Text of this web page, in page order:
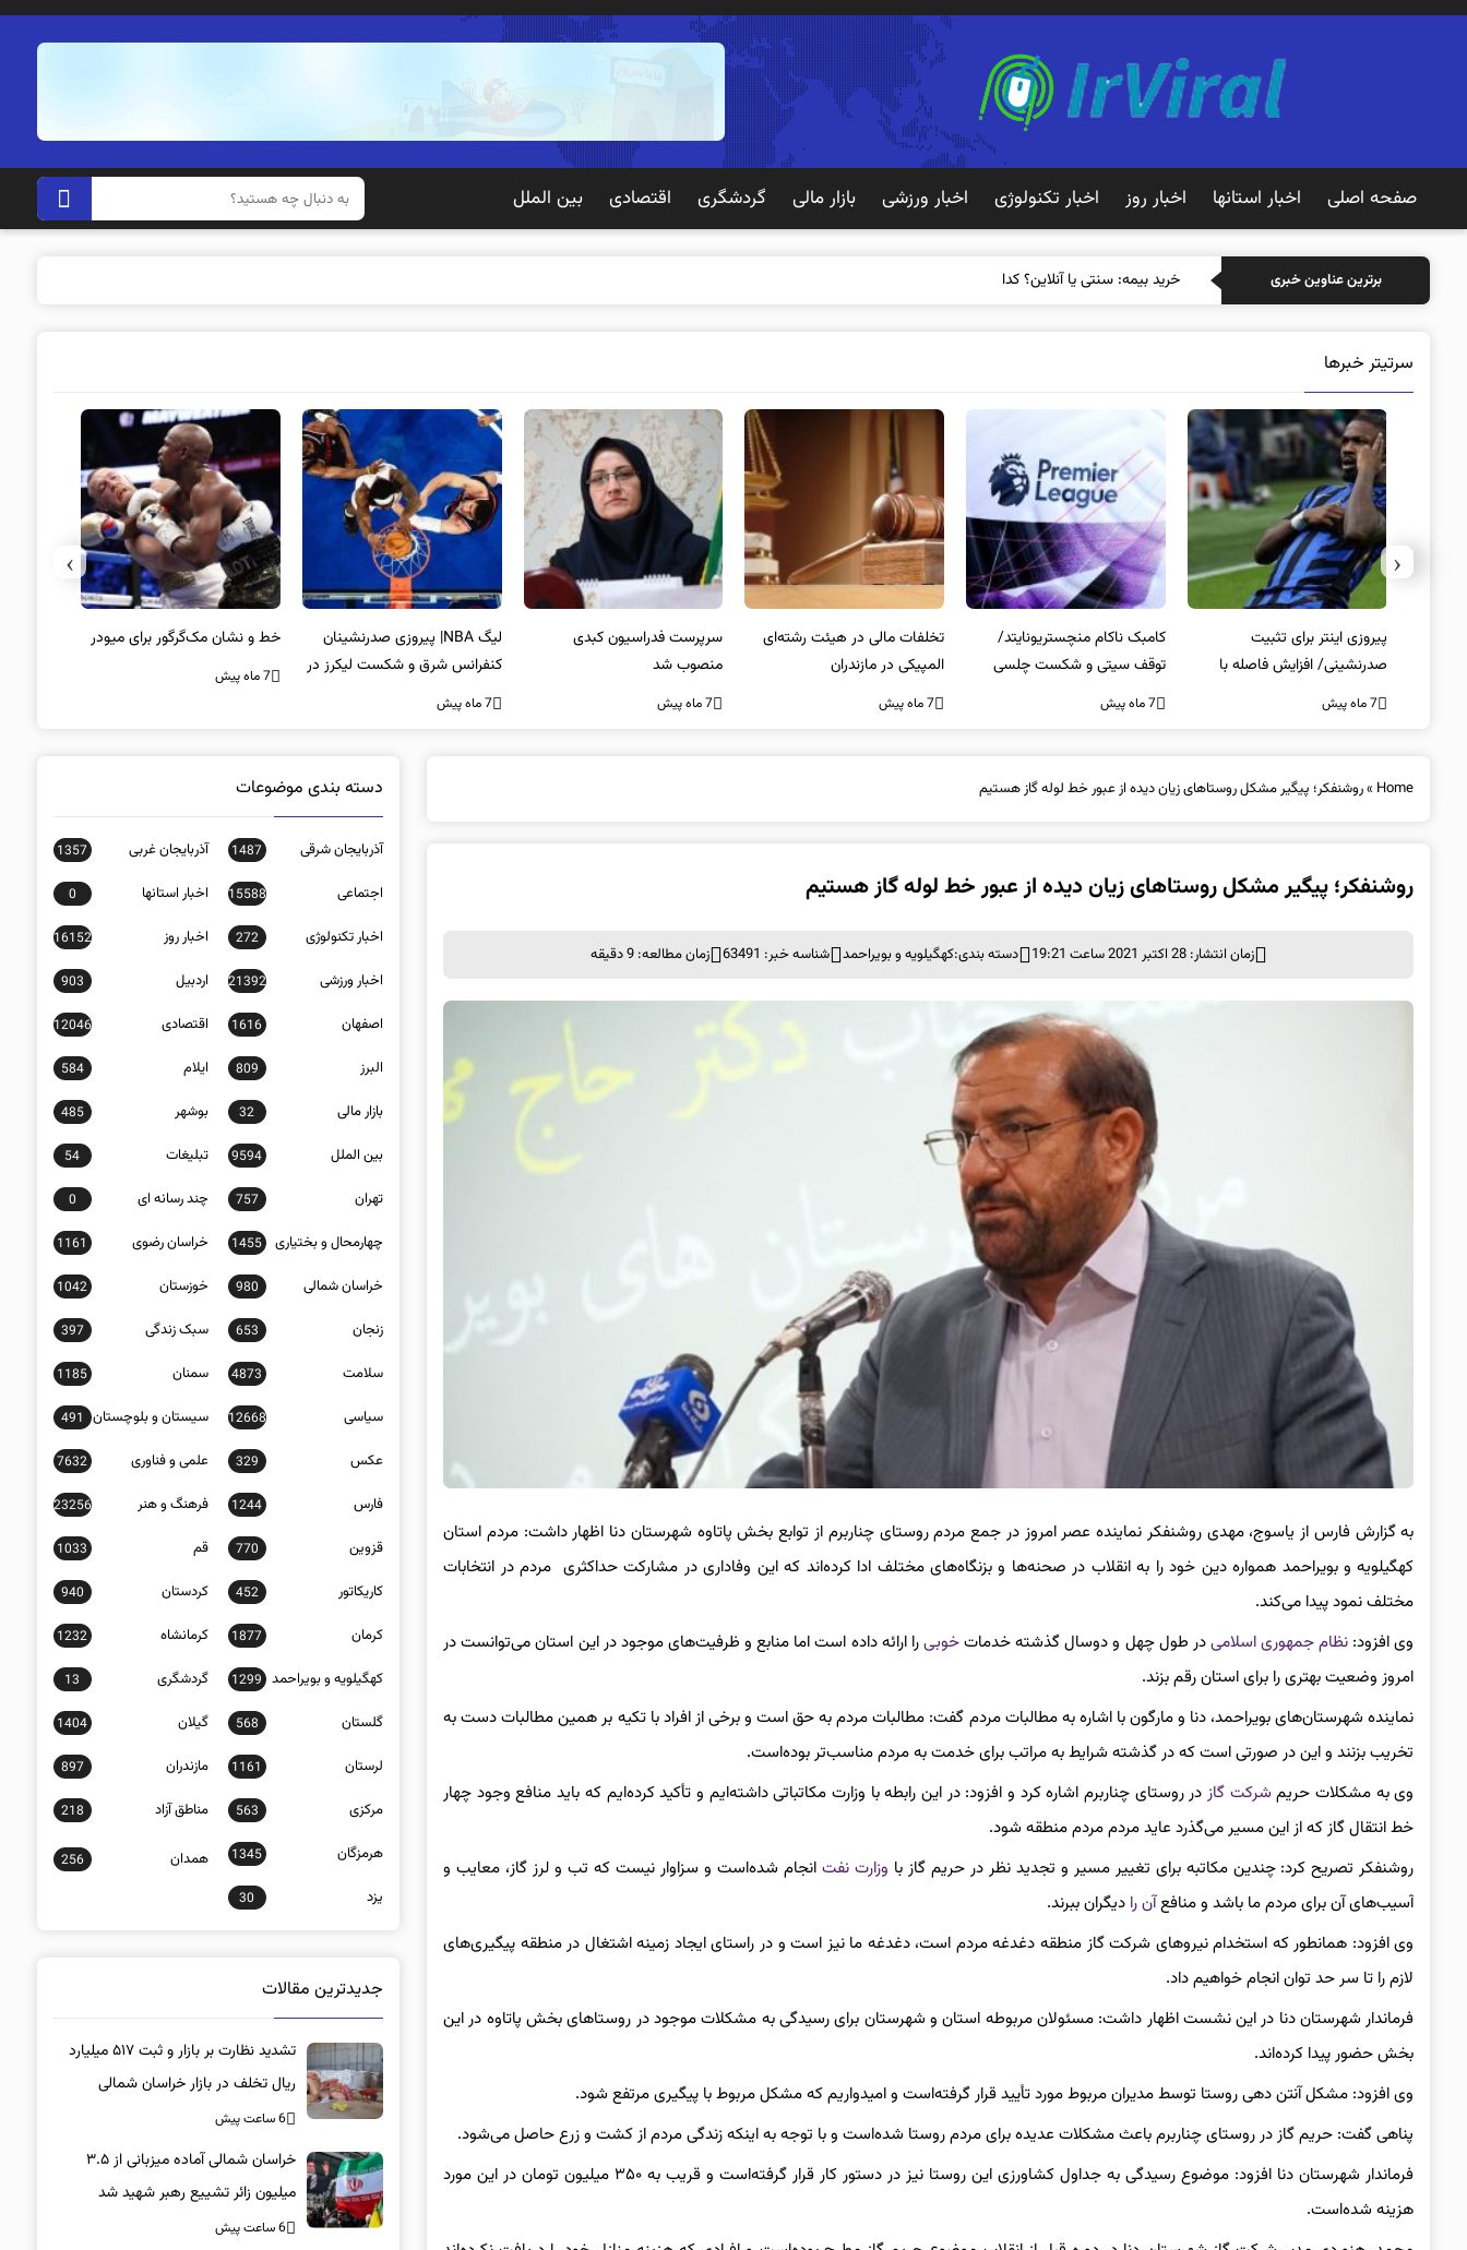
صفحه اصلی اخبار استانها اخبار روز اخبار تکنولوژی اخبار ورزشی بازار مالی گردشگری اقتصادی بین الملل
برترین عناوین خبری خرید بیمه: سنتی یا آنلاین؟ کدامیک تجربه بهتری برای م
سرتیتر خبرها
پیروزی اینتر برای تثبیت
صدرنشینی/ افزایش فاصله با
ناپولی
7 ماه پیش
کامبک ناکام منچستریونایتد/
توقف سیتی و شکست چلسی
7 ماه پیش
تخلفات مالی در هیئت رشته‌ای
المپیکی در مازندران
7 ماه پیش
سرپرست فدراسیون کبدی
منصوب شد
7 ماه پیش
لیگ NBA| پیروزی صدرنشینان
کنفرانس شرق و شکست لیکرز در
غیاب جیمز
7 ماه پیش
خط و نشان مک‌گرگور برای میودر
7 ماه پیش
‹
›
Home
»روشنفکر؛ پیگیر مشکل روستاهای زیان دیده از عبور خط لوله گاز هستیم
روشنفکر؛ پیگیر مشکل روستاهای زیان دیده از عبور خط لوله گاز هستیم
زمان انتشار: 28 اکتبر 2021 ساعت 19:21 دسته بندی:کهگیلویه و بویراحمد شناسه خبر: 63491 زمان مطالعه: 9 دقیقه
به گزارش فارس از یاسوج، مهدی روشنفکر نماینده عصر امروز در جمع مردم روستای چناربرم از توابع بخش پاتاوه شهرستان دنا اظهار داشت: مردم استان
کهگیلویه و بویراحمد همواره دین خود را به انقلاب در صحنه‌ها و بزنگاه‌های مختلف ادا کرده‌اند که این وفاداری در مشارکت حداکثری مردم در انتخابات
مختلف نمود پیدا می‌کند.
وی افزود: نظام جمهوری اسلامیدر طول چهل و دوسال گذشته خدماتخوبیرا ارائه داده است اما منابع و ظرفیت‌های موجود در این استان می‌توانست در
امروز وضعیت بهتری را برای استان رقم بزند.
نماینده شهرستان‌های بویراحمد، دنا و مارگون با اشاره به مطالبات مردم گفت: مطالبات مردم به حق است و برخی از افراد با تکیه بر همین مطالبات دست به
تخریب بزنند و این در صورتی است که در گذشته شرایط به مراتب برای خدمت به مردم مناسب‌تر بوده‌است.
وی به مشکلات حریم شرکت گازدر روستای چناربرم اشاره کرد و افزود: در این رابطه با وزارت مکاتباتی داشته‌ایم و تأکید کرده‌ایم که باید منافع وجود چهار
خط انتقال گاز که از این مسیر می‌گذرد عاید مردم مردم منطقه شود.
روشنفکر تصریح کرد: چندین مکاتبه برای تغییر مسیر و تجدید نظر در حریم گاز با وزارت نفت انجام شده‌است و سزاوار نیست که تب و لرز گاز، معایب و
آسیب‌های آن برای مردم ما باشد و منافعآن را دیگران ببرند.
وی افزود: همانطور که استخدام نیروهای شرکت گاز منطقه دغدغه مردم است، دغدغه ما نیز است و در راستای ایجاد زمینه اشتغال در منطقه پیگیری‌های
لازم را تا سر حد توان انجام خواهیم داد.
فرماندار شهرستان دنا در این نشست اظهار داشت: مسئولان مربوطه استان و شهرستان برای رسیدگی به مشکلات موجود در روستاهای بخش پاتاوه در این
بخش حضور پیدا کرده‌اند.
وی افزود: مشکل آنتن دهی روستا توسط مدیران مربوط مورد تأیید قرار گرفته‌است و امیدواریم که مشکل مربوط با پیگیری مرتفع شود.
پناهی گفت: حریم گاز در روستای چناربرم باعث مشکلات عدیده برای مردم روستا شده‌است و با توجه به اینکه زندگی مردم از کشت و زرع حاصل می‌شود.
فرماندار شهرستان دنا افزود: موضوع رسیدگی به جداول کشاورزی این روستا نیز در دستور کار قرار گرفته‌است و قریب به ۳۵۰ میلیون تومان در این مورد
هزینه شده‌است.
دسته بندی موضوعات
آذربایجان شرقی 1487 آذربایجان غربی 1357
اجتماعی 15588 اخبار استانها 0
اخبار تکنولوژی 272 اخبار روز 16152
اخبار ورزشی 21392 اردبیل 903
اصفهان 1616 اقتصادی 12046
البرز 809 ایلام 584
بازار مالی 32 بوشهر 485
بین الملل 9594 تبلیغات 54
تهران 757 چند رسانه ای 0
چهارمحال و بختیاری 1455 خراسان رضوی 1161
خراسان شمالی 980 خوزستان 1042
زنجان 653 سبک زندگی 397
سلامت 4873 سمنان 1185
سیاسی 12668 سیستان و بلوچستان 491
عکس 329 علمی و فناوری 7632
فارس 1244 فرهنگ و هنر 23256
قزوین 770 قم 1033
کاریکاتور 452 کردستان 940
کرمان 1877 کرمانشاه 1232
کهگیلویه و بویراحمد 1299 گردشگری 13
گلستان 568 گیلان 1404
لرستان 1161 مازندران 897
مرکزی 563 مناطق آزاد 218
هرمزگان 1345 همدان 256
یزد 30
جدیدترین مقالات
تشدید نظارت بر بازار و ثبت ۵۱۷ میلیارد
ریال تخلف در بازار خراسان شمالی
6 ساعت پیش
خراسان شمالی آماده میزبانی از ۳.۵
میلیون زائر تشییع رهبر شهید شد
6 ساعت پیش